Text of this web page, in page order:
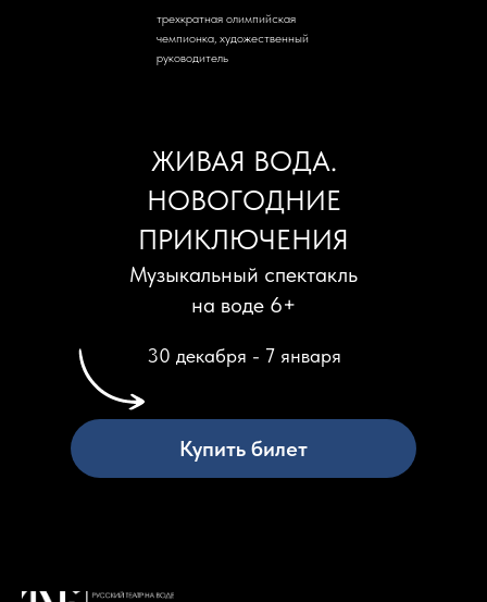
трехкратная олимпийская
чемпионка, художественный
руководитель
ЖИВАЯ ВОДА.
НОВОГОДНИЕ
ПРИКЛЮЧЕНИЯ
30 декабря - 7 января
Музыкальный спектакль
на воде 6+
Купить билет